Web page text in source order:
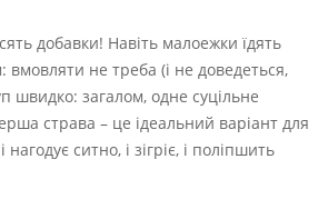
добавки! Навіть малоежки їдять
вмовляти не треба (і не доведеться,
швидко: загалом, одне суцільне
страва – це ідеальний варіант для
нагодує ситно, і зігріє, і поліпшить